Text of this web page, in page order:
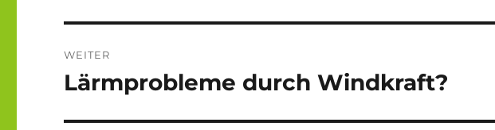
WEITER
Nächster
Lärmprobleme durch Windkraft?